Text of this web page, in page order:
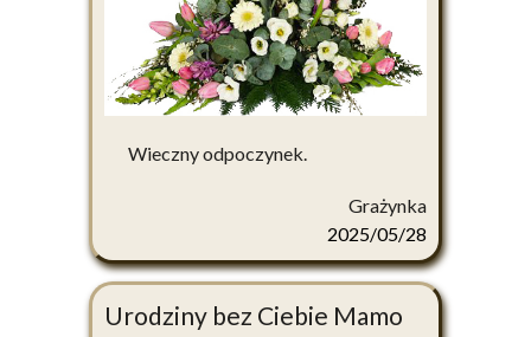
Wieczny odpoczynek.
Grażynka
2025/05/28
Urodziny bez Ciebie Mamo